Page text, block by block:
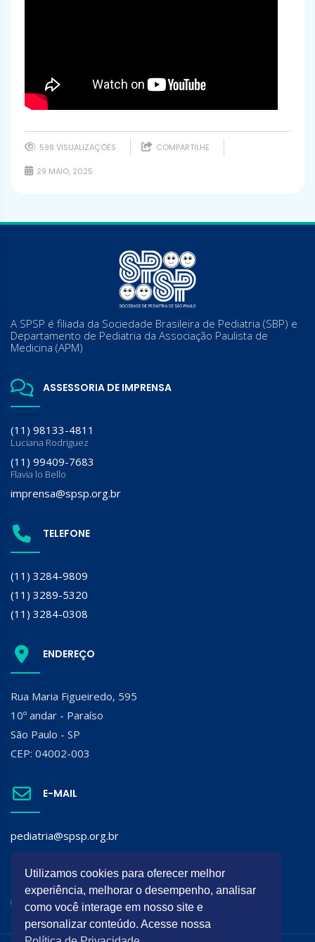
598 VISUALIZAÇÕES COMPARTILHE
29 MAIO, 2025
A SPSP é filiada da Sociedade Brasileira de Pediatria (SBP) e
Departamento de Pediatria da Associação Paulista de
Medicina (APM)
ASSESSORIA DE IMPRENSA
(11) 98133-4811
Luciana Rodriguez
(11) 99409-7683
Flavia lo Bello
imprensa@spsp.org.br
TELEFONE
(11) 3284-9809
(11) 3289-5320
(11) 3284-0308
ENDEREÇO
Rua Maria Figueiredo, 595
10º andar - Paraíso
São Paulo - SP
CEP: 04002-003
E-MAIL
pediatria@spsp.org.br
SIGA A SPSP:
Utilizamos cookies para oferecer melhor
experiência, melhorar o desempenho, analisar
como você interage em nosso site e
personalizar conteúdo. Acesse nossa